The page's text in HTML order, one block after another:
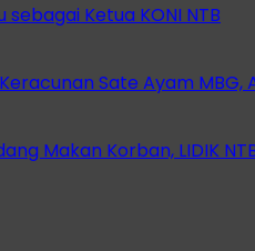
sebagai Ketua KONI NTB
Sate Ayam MBG,
Makan Korban, LIDIK